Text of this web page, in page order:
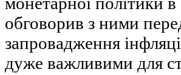
обговорив з ними
запровадження
дуже важливими для